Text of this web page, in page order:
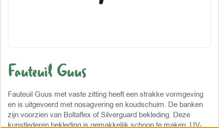
Fauteuil Guus
Fauteuil Guus met vaste zitting heeft een strakke vormgeving
en is uitgevoerd met nosagvering en koudschuim. De banken
zijn voorzien van Boltaflex of Silverguard bekleding. Deze
kunstlederen bekleding is gemakkelijk schoon te maken, UV-